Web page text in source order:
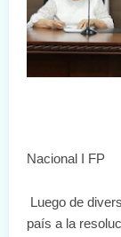
Nacional I FP
Luego de
país a la